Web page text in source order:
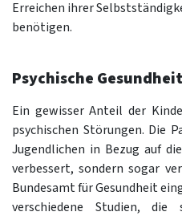
Erreichen ihrer
benötigen.
Psychische
Ein gewisser Anteil der
psychischen Störungen. Die
Jugendlichen in Bezug auf
verbessert, sondern sogar
Bundesamt für Gesundheit
verschiedene Studien,